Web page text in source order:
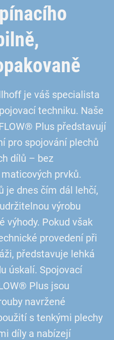
je váš specialista
techniku. Naše
Plus představují
pro spojování plechů
dílů – bez
prvků.
je dnes čím dál lehčí,
výrobu
výhody. Pokud však
provedení při
představuje lehká
úskalí. Spojovací
Plus jsou
navržené
s tenkými plechy
díly a nabízejí